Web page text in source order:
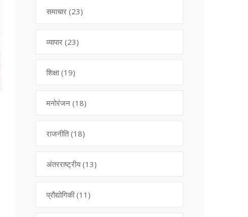
समाचार (23)
व्यापार (23)
शिक्षा(19)
मनोरंजन (18)
राजनीति(18)
अंतरराष्ट्रीय(13)
प्रौद्योगिकी(11)